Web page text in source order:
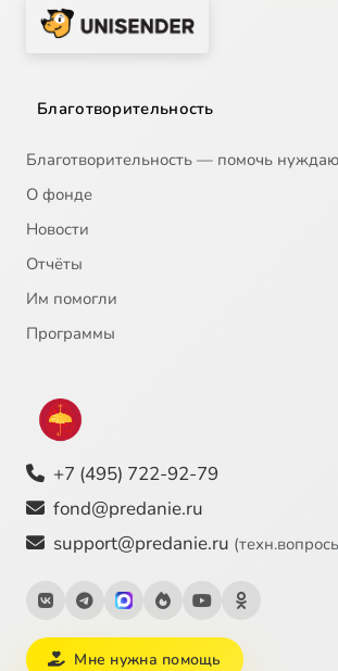
Благотворительность
Благотворительность — помочь
О фонде
Новости
Отчёты
Им помогли
Программы
+7 (495) 722-92-79
fond@predanie.ru
support@predanie.ru
Мне нужна помощь